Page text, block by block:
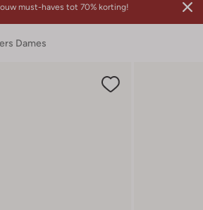
must-haves tot 70% korting!
Dames